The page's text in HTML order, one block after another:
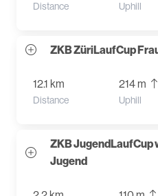
Distance Uphill
ZKB ZüriLaufCup
12.1 km
Distance
214 m
Uphill
ZKB
Jugend